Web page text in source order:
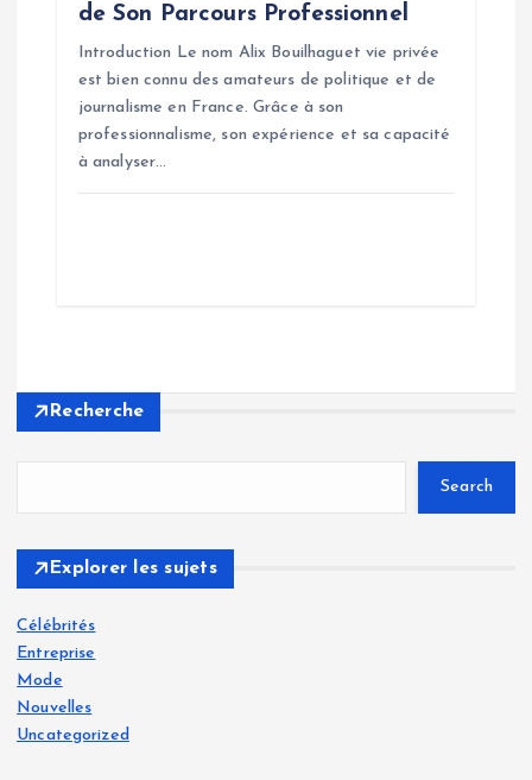
de Son Parcours Professionnel
Introduction Le nom Alix Bouilhaguet vie privée
est bien connu des amateurs de politique et de
journalisme en France. Grâce à son
professionnalisme, son expérience et sa capacité
à analyser…
Recherche
Search
Explorer les sujets
Célébrités
Entreprise
Mode
Nouvelles
Uncategorized